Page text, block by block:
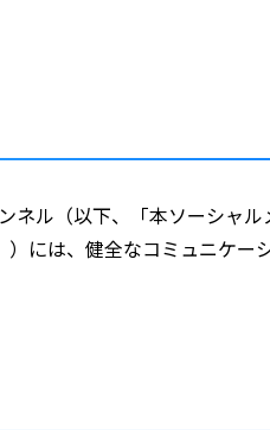
ネル（以下、「本ソーシャル
には、健全なコミュニケー